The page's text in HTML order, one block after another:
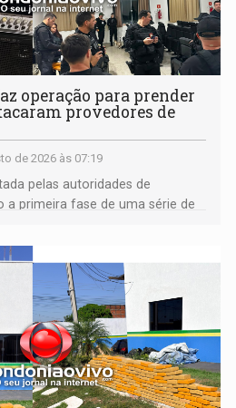
operação para prender
provedores de
de 2026 às 07:19
pelas autoridades de
a primeira fase de uma série de